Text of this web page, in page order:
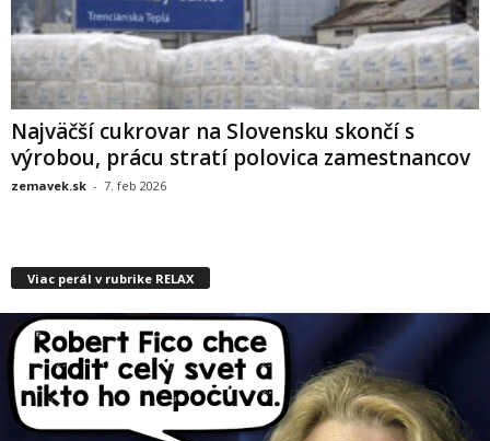
Najväčší cukrovar na Slovensku skončí s
výrobou, prácu stratí polovica zamestnancov
zemavek.sk - 7. feb 2026
Viac perál v rubrike RELAX